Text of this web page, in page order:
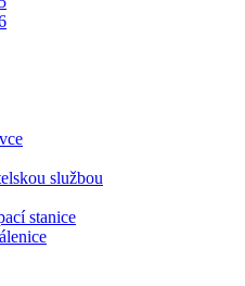
službou
stanice